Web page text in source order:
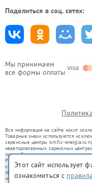
Мы принимаем
все формы оплаты
Поделиться в соц. сетях:
Вся информация на сайте носит
Товарные знаки используются
сервисные центры krn.fix-energia.ru
неавторизованных сервисных
правообладателями товарных
Ремонт осуществляется для
со статьей 1487 ГК РФ.
Использование товарных знаков не
потребителей в заблуждение, а
Этот сайт использует
ознакомиться с